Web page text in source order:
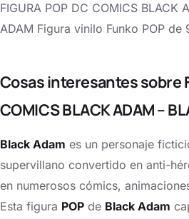
FIGURA POP DC COMICS BLACK
ADAM Figura vinilo Funko POP de
Cosas interesantes sobre
COMICS BLACK ADAM –
Black Adam es un personaje
supervillano convertido en anti-
en numerosos cómics,
Esta figura POP de Black Adam